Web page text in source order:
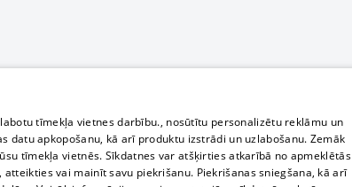
tīmekļa vietnes darbību., nosūtītu personalizētu reklāmu un
apkopošanu, kā arī produktu izstrādi un uzlabošanu. Zemāk
tīmekļa vietnēs. Sīkdatnes var atšķirties atkarībā no apmeklētās
vai mainīt savu piekrišanu. Piekrišanas sniegšana, kā arī